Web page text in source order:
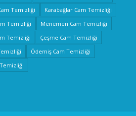
Temizliği
Karabağlar Cam Temizliği
Temizliği
Menemen Cam Temizliği
Temizliği
Çeşme Cam Temizliği
Ödemiş Cam Temizliği